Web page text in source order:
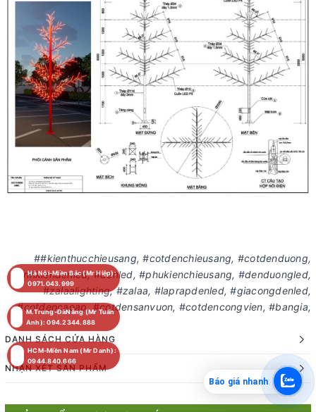
##kienthucchieusang, #cotdenchieusang, #cotdenduong,
#linhkiendenled, #denled, #phukienchieusang, #denduongled,
#zalaalighting, #zalaa, #laprapdenled, #giacongdenled,
#cotdencaoap, #cotdensanvuon, #cotdencongvien, #bangia,
DANH SÁCH CỬA HÀNG
NHẬN XÉT SẢN PHẨM
HCM-Miền Nam (Mr Danh):
0944.840.666
Hà Nội-Miền Bắc (Mr Hiệp):
0971.043.999
M.Trung-ĐàNẵng (Mr Tuấn
Anh): 094.2344.888
Báo giá nhanh